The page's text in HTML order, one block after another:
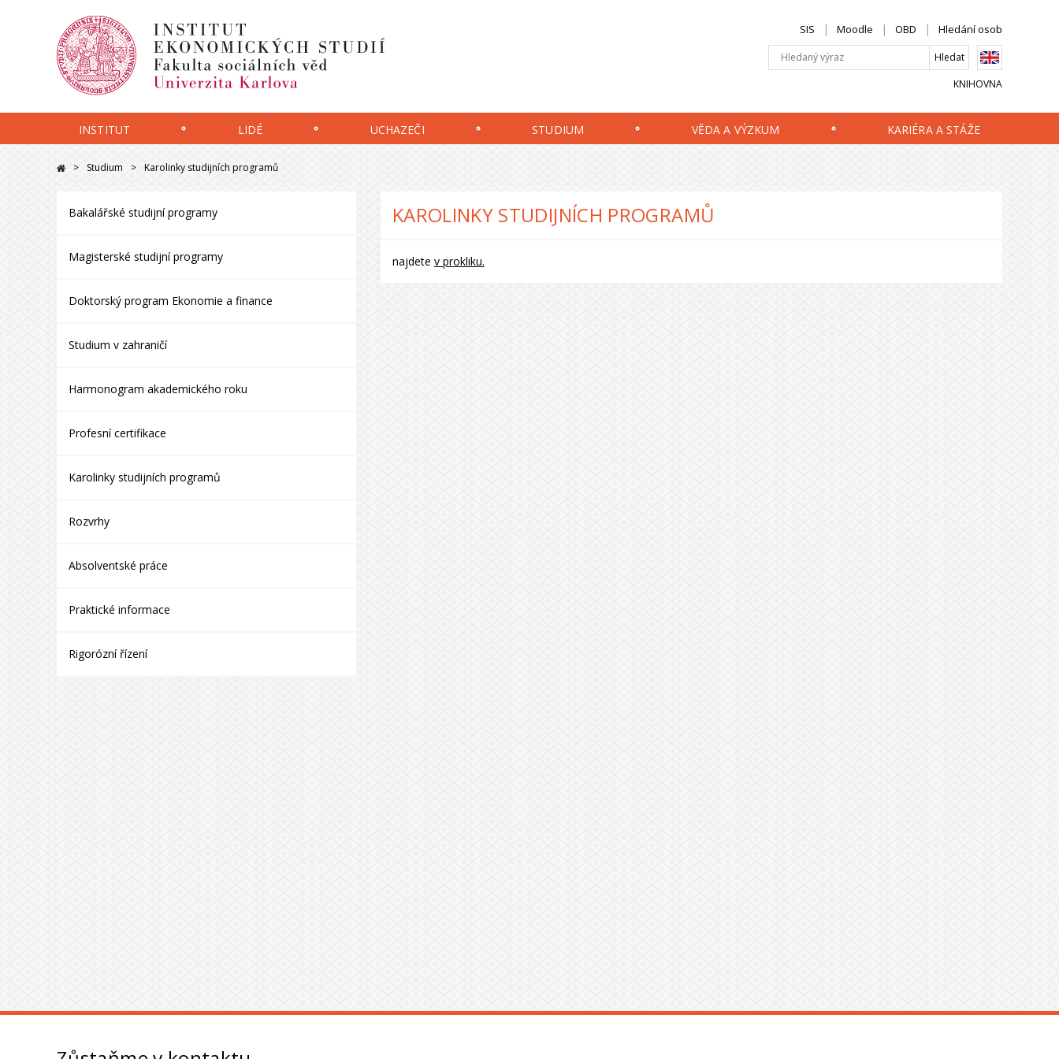
SIS Moodle OBD Hledání osob
KNIHOVNA
INSTITUT LIDÉ UCHAZEČI STUDIUM VĚDA A VÝZKUM KARIÉRA A STÁŽE
Studium Karolinky studijních programů
Bakalářské studijní programy
Magisterské studijní programy
Doktorský program Ekonomie a finance
Studium v zahraničí
Harmonogram akademického roku
Profesní certifikace
Karolinky studijních programů
Rozvrhy
Absolventské práce
Praktické informace
Rigorózní řízení
KAROLINKY STUDIJNÍCH PROGRAMŮ
najdete v prokliku.